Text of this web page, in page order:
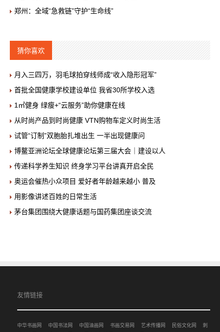
郑州：全域“急救链”守护“生命线”
猜你喜欢
月入三四万，羽毛球拍穿线师成“收入隐形冠军”
首批全国健康学校建设单位 我省30所学校入选
1㎡健身 绿瘦+“云服务”助你健康在线
从时尚产品到时尚健康 VTN购物车定义时尚生活
试管“订制”双胞胎扎堆出生 一半出现健康问
博鳌亚洲论坛全球健康论坛第三届大会｜建设以人
传递科学养生知识 终身学习平台讲真开启全民
奥运会催热小众项目 爱好者年龄越来越小 普及
用影像讲述百姓的日常生活
茅台集团围绕大健康话题与国药集团座谈交流
友情链接
中华书画网 中国书法网 中国油画网 书画交易网 艺术传播网 民俗文化网
刺